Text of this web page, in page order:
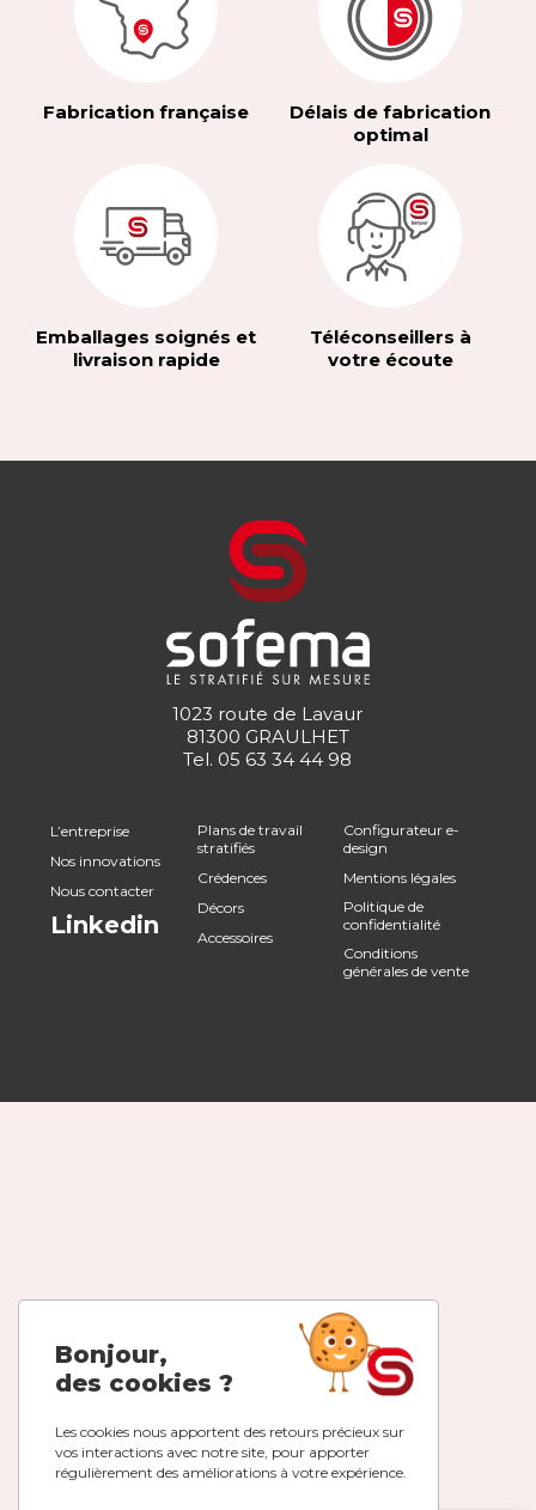
Fabrication française
Délais de fabrication
optimal
Emballages soignés et
livraison rapide
Téléconseillers à
votre écoute
1023 route de Lavaur
81300 GRAULHET
Tel. 05 63 34 44 98
L’entreprise
Nos innovations
Nous contacter
Linkedin
Plans de travail
stratifiés
Crédences
Décors
Accessoires
Configurateur e-
design
Mentions légales
Politique de
confidentialité
Conditions
générales de vente
Bonjour,
des cookies ?
Les cookies nous apportent des retours précieux sur
vos interactions avec notre site, pour apporter
régulièrement des améliorations à votre expérience.